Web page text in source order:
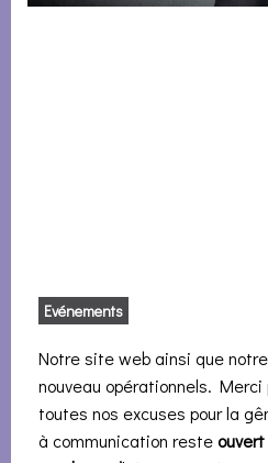
Evénements
Notre site web ainsi que
nouveau opérationnels.
toutes nos excuses pour la
à communication resteouvert